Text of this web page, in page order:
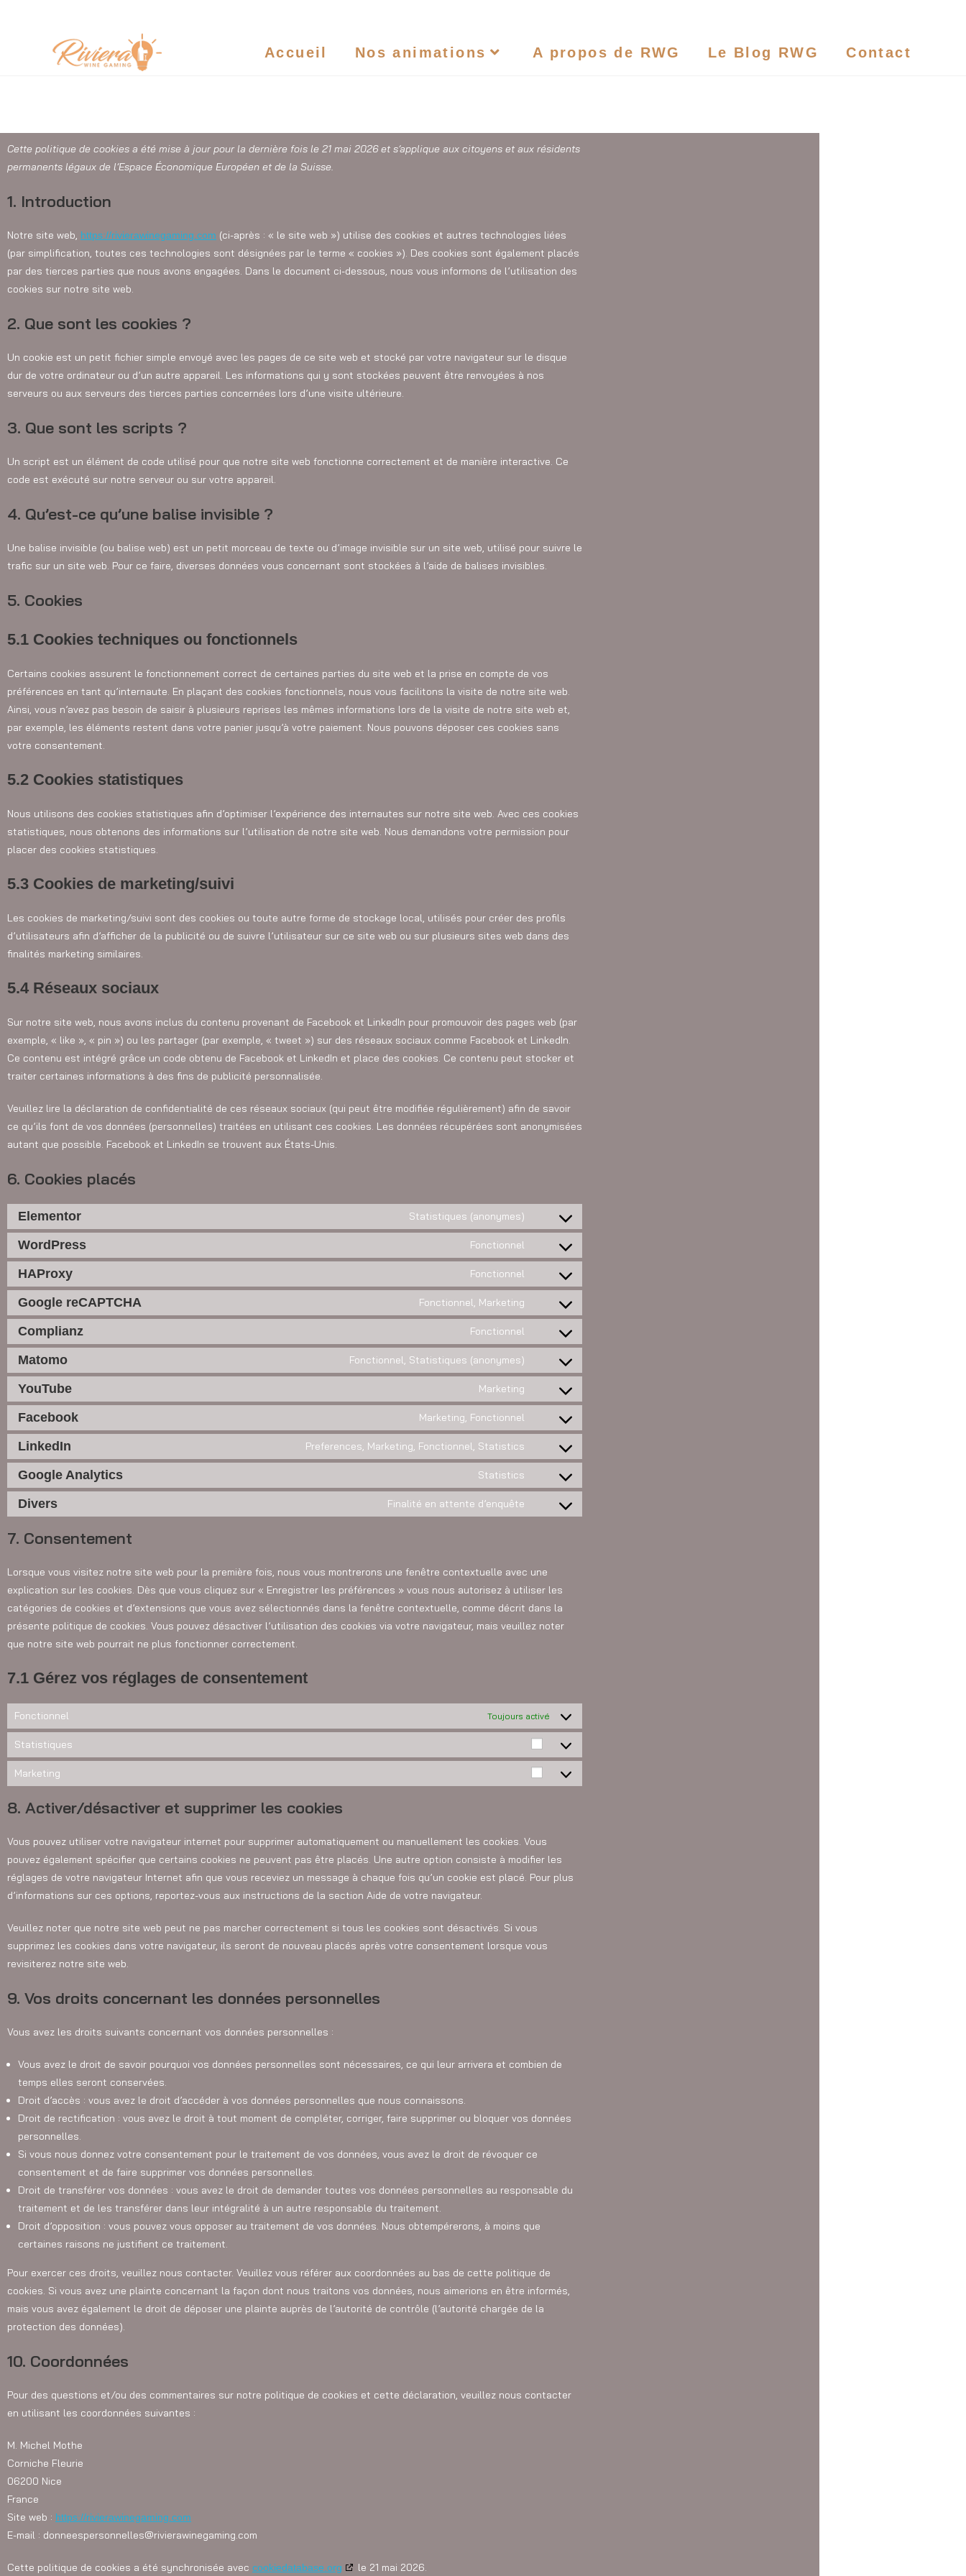
Accueil Nos animations A propos de RWG Le Blog RWG Contact
POLITIQUE DE COOKIES
Cette politique de cookies a été mise à jour pour la dernière fois le 21 mai 2026 et s’applique aux citoyens et aux résidents
permanents légaux de l’Espace Économique Européen et de la Suisse.
1. Introduction
Notre site web, https://rivierawinegaming.com (ci-après : « le site web ») utilise des cookies et autres technologies liées
(par simplification, toutes ces technologies sont désignées par le terme « cookies »). Des cookies sont également placés
par des tierces parties que nous avons engagées. Dans le document ci-dessous, nous vous informons de l’utilisation des
cookies sur notre site web.
2. Que sont les cookies ?
Un cookie est un petit fichier simple envoyé avec les pages de ce site web et stocké par votre navigateur sur le disque
dur de votre ordinateur ou d’un autre appareil. Les informations qui y sont stockées peuvent être renvoyées à nos
serveurs ou aux serveurs des tierces parties concernées lors d’une visite ultérieure.
3. Que sont les scripts ?
Un script est un élément de code utilisé pour que notre site web fonctionne correctement et de manière interactive. Ce
code est exécuté sur notre serveur ou sur votre appareil.
4. Qu’est-ce qu’une balise invisible ?
Une balise invisible (ou balise web) est un petit morceau de texte ou d’image invisible sur un site web, utilisé pour suivre le
trafic sur un site web. Pour ce faire, diverses données vous concernant sont stockées à l’aide de balises invisibles.
5. Cookies
5.1 Cookies techniques ou fonctionnels
Certains cookies assurent le fonctionnement correct de certaines parties du site web et la prise en compte de vos
préférences en tant qu’internaute. En plaçant des cookies fonctionnels, nous vous facilitons la visite de notre site web.
Ainsi, vous n’avez pas besoin de saisir à plusieurs reprises les mêmes informations lors de la visite de notre site web et,
par exemple, les éléments restent dans votre panier jusqu’à votre paiement. Nous pouvons déposer ces cookies sans
votre consentement.
5.2 Cookies statistiques
Nous utilisons des cookies statistiques afin d’optimiser l’expérience des internautes sur notre site web. Avec ces cookies
statistiques, nous obtenons des informations sur l’utilisation de notre site web. Nous demandons votre permission pour
placer des cookies statistiques.
5.3 Cookies de marketing/suivi
Les cookies de marketing/suivi sont des cookies ou toute autre forme de stockage local, utilisés pour créer des profils
d’utilisateurs afin d’afficher de la publicité ou de suivre l’utilisateur sur ce site web ou sur plusieurs sites web dans des
finalités marketing similaires.
5.4 Réseaux sociaux
Sur notre site web, nous avons inclus du contenu provenant de Facebook et LinkedIn pour promouvoir des pages web (par
exemple, « like », « pin ») ou les partager (par exemple, « tweet ») sur des réseaux sociaux comme Facebook et LinkedIn.
Ce contenu est intégré grâce un code obtenu de Facebook et LinkedIn et place des cookies. Ce contenu peut stocker et
traiter certaines informations à des fins de publicité personnalisée.
Veuillez lire la déclaration de confidentialité de ces réseaux sociaux (qui peut être modifiée régulièrement) afin de savoir
ce qu’ils font de vos données (personnelles) traitées en utilisant ces cookies. Les données récupérées sont anonymisées
autant que possible. Facebook et LinkedIn se trouvent aux États-Unis.
6. Cookies placés
Elementor Statistiques (anonymes)
WordPress Fonctionnel
HAProxy Fonctionnel
Google reCAPTCHA Fonctionnel, Marketing
Complianz Fonctionnel
Matomo Fonctionnel, Statistiques (anonymes)
YouTube Marketing
Facebook Marketing, Fonctionnel
LinkedIn Preferences, Marketing, Fonctionnel, Statistics
Google Analytics Statistics
Divers Finalité en attente d’enquête
7. Consentement
Lorsque vous visitez notre site web pour la première fois, nous vous montrerons une fenêtre contextuelle avec une
explication sur les cookies. Dès que vous cliquez sur « Enregistrer les préférences » vous nous autorisez à utiliser les
catégories de cookies et d’extensions que vous avez sélectionnés dans la fenêtre contextuelle, comme décrit dans la
présente politique de cookies. Vous pouvez désactiver l’utilisation des cookies via votre navigateur, mais veuillez noter
que notre site web pourrait ne plus fonctionner correctement.
7.1 Gérez vos réglages de consentement
Fonctionnel Toujours activé
Statistiques
Marketing
8. Activer/désactiver et supprimer les cookies
Vous pouvez utiliser votre navigateur internet pour supprimer automatiquement ou manuellement les cookies. Vous
pouvez également spécifier que certains cookies ne peuvent pas être placés. Une autre option consiste à modifier les
réglages de votre navigateur Internet afin que vous receviez un message à chaque fois qu’un cookie est placé. Pour plus
d’informations sur ces options, reportez-vous aux instructions de la section Aide de votre navigateur.
Veuillez noter que notre site web peut ne pas marcher correctement si tous les cookies sont désactivés. Si vous
supprimez les cookies dans votre navigateur, ils seront de nouveau placés après votre consentement lorsque vous
revisiterez notre site web.
9. Vos droits concernant les données personnelles
Vous avez les droits suivants concernant vos données personnelles :
Vous avez le droit de savoir pourquoi vos données personnelles sont nécessaires, ce qui leur arrivera et combien de
temps elles seront conservées.
Droit d’accès : vous avez le droit d’accéder à vos données personnelles que nous connaissons.
Droit de rectification : vous avez le droit à tout moment de compléter, corriger, faire supprimer ou bloquer vos données
personnelles.
Si vous nous donnez votre consentement pour le traitement de vos données, vous avez le droit de révoquer ce
consentement et de faire supprimer vos données personnelles.
Droit de transférer vos données : vous avez le droit de demander toutes vos données personnelles au responsable du
traitement et de les transférer dans leur intégralité à un autre responsable du traitement.
Droit d’opposition : vous pouvez vous opposer au traitement de vos données. Nous obtempérerons, à moins que
certaines raisons ne justifient ce traitement.
Pour exercer ces droits, veuillez nous contacter. Veuillez vous référer aux coordonnées au bas de cette politique de
cookies. Si vous avez une plainte concernant la façon dont nous traitons vos données, nous aimerions en être informés,
mais vous avez également le droit de déposer une plainte auprès de l’autorité de contrôle (l’autorité chargée de la
protection des données).
10. Coordonnées
Pour des questions et/ou des commentaires sur notre politique de cookies et cette déclaration, veuillez nous contacter
en utilisant les coordonnées suivantes :
M. Michel Mothe
Corniche Fleurie
06200 Nice
France
Site web : https://rivierawinegaming.com
E-mail : donneespersonnelles@rivierawinegaming.com
Cette politique de cookies a été synchronisée avec cookiedatabase.org le 21 mai 2026.